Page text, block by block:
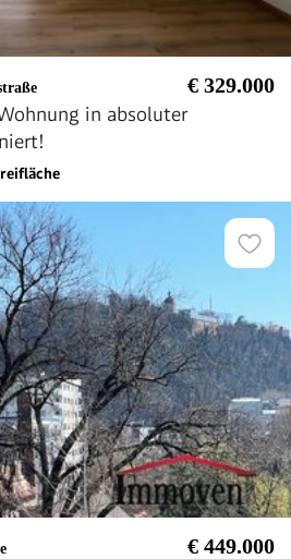
€ 329.000
in absoluter
€ 449.000